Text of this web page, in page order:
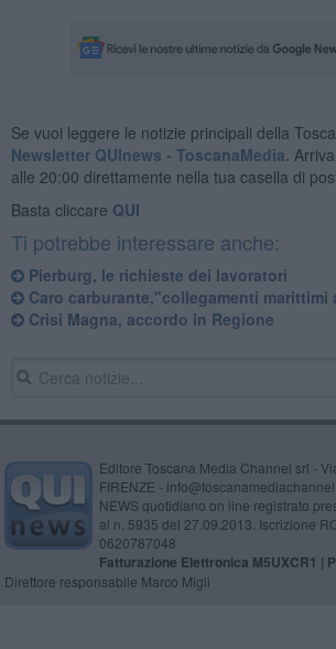
Se vuoi leggere le notizie principali della
Newsletter QUInews - ToscanaMedia.
alle 20:00 direttamente nella tua casella di
Basta cliccare QUI
Ti potrebbe interessare anche:
Pierburg, le richieste dei lavoratori
Caro carburante,"collegamenti marittimi
Crisi Magna, accordo in Regione
Editore Toscana Media Channel srl -
FIRENZE -
NEWS quotidiano on line registrato
al n. 5935 del 27.09.2013. Iscrizione
0620787048
Fatturazione Elettronica M5UXCR1 |
Direttore responsabile Marco Migli